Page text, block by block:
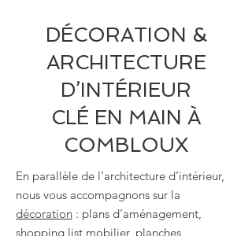
DÉCORATION &
ARCHITECTURE
D’INTÉRIEUR
CLÉ EN MAIN À
COMBLOUX
En parallèle de l’architecture d’intérieur,
nous vous accompagnons sur la
décoration : plans d’aménagement,
shopping list mobilier, planches